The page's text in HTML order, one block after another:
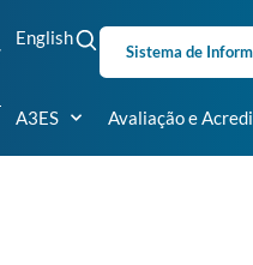
English
Sistema de
A3ES Avaliação e